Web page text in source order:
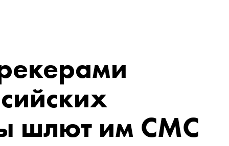
шлют им СМС